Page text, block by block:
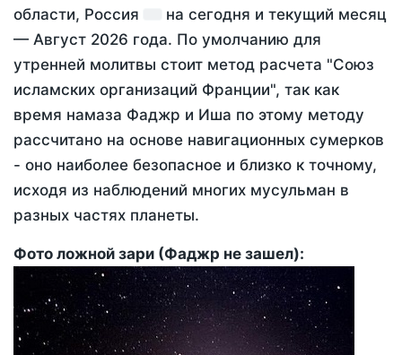
области, Россия
на сегодня и текущий месяц
— Август 2026 года. По умолчанию для
утренней молитвы стоит метод расчета "Союз
исламских организаций Франции", так как
время намаза Фаджр и Иша по этому методу
рассчитано на основе навигационных сумерков
- оно наиболее безопасное и близко к точному,
исходя из наблюдений многих мусульман в
разных частях планеты.
Фото ложной зари (Фаджр не зашел):